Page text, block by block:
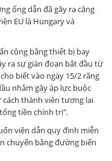
ống dẫn đã gây ra căng
EU là Hungary và
công bằng thiết bị bay
ra sự gián đoạn bắt đầu từ
biết vào ngày 15/2 rằng
nhằm gây áp lực buộc
thành viên tương lai
tiền chính trị".
viện dẫn quy định miễn
chuyển bằng đường biển